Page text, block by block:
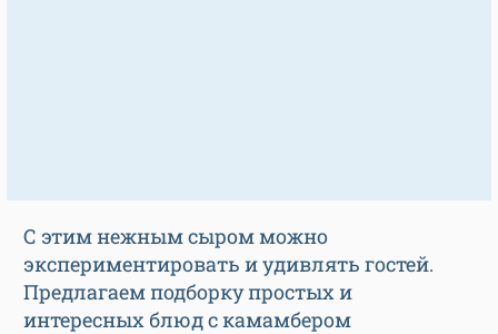
С этим нежным сыром можно
экспериментировать и удивлять гостей.
Предлагаем подборку простых и
интересных блюд с камамбером